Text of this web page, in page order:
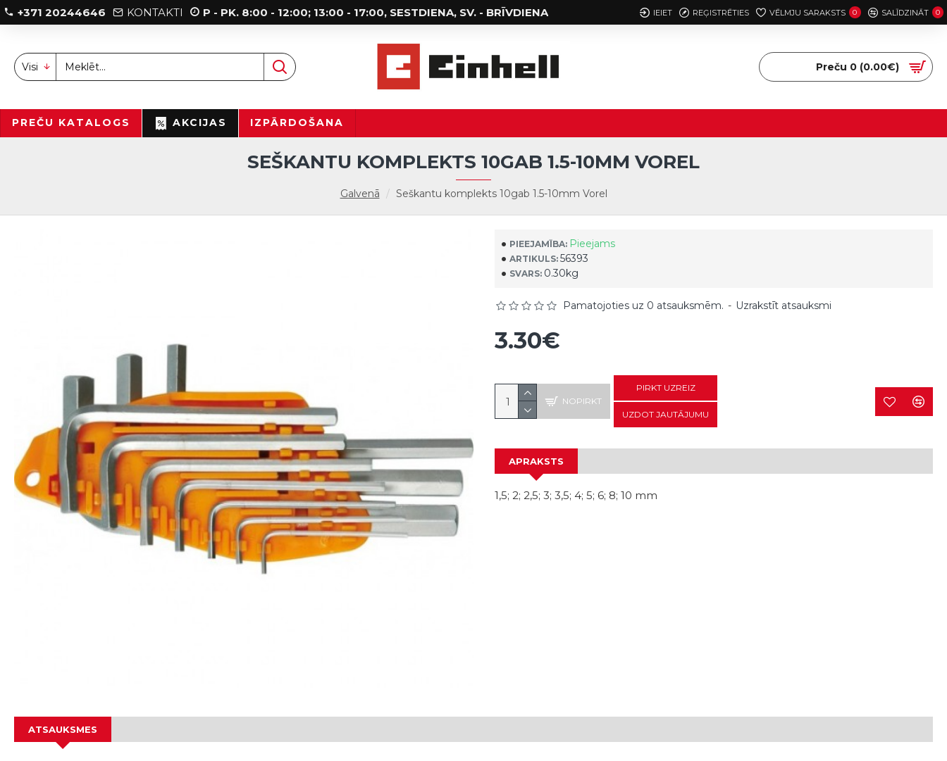
+371 20244646 KONTAKTI P - PK. 8:00 - 12:00; 13:00 - 17:00, SESTDIENA, SV. - BRĪVDIENA IEIET REĢISTRĒTIES VĒLMJU SARAKSTS 0 SALĪDZINĀT 0
Visi Preču 0 (0.00€)
PREČU KATALOGS AKCIJAS IZPĀRDOŠANA
Galvenā Seškantu komplekts 10gab 1.5-10mm Vorel
SEŠKANTU KOMPLEKTS 10GAB 1.5-10MM VOREL
PIEEJAMĪBA: Pieejams
ARTIKULS: 56393
SVARS: 0.30kg
Pamatojoties uz 0 atsauksmēm. - Uzrakstīt atsauksmi
3.30€
NOPIRKT
PIRKT UZREIZ
UZDOT JAUTĀJUMU
APRAKSTS
1,5; 2; 2,5; 3; 3,5; 4; 5; 6; 8; 10 mm
ATSAUKSMES